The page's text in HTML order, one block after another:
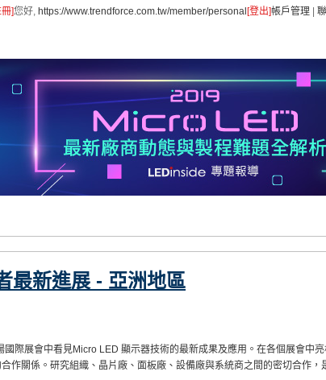
冊]您好, https://www.trendforce.com.tw/member/personal [登出]帳戶管理
最新進展 - 亞洲地區
際展會中看見Micro LED 顯示器技術的最新成果及應用。在各個展會中亮
作關係。研究組織、晶片廠、面板廠、設備廠與系統商之間的密切合作，